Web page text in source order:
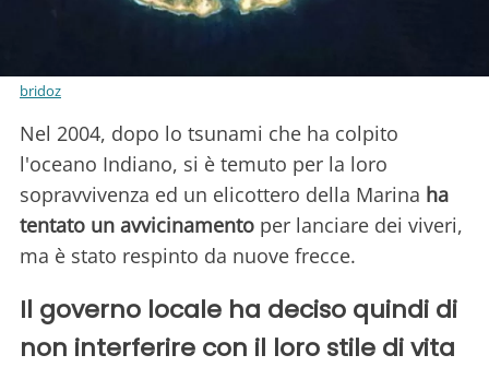
bridoz
Nel 2004, dopo lo tsunami che ha colpito
l'oceano Indiano, si è temuto per la loro
sopravvivenza ed un elicottero della Marina ha
tentato un avvicinamento per lanciare dei viveri,
ma è stato respinto da nuove frecce.
Il governo locale ha deciso quindi di
non interferire con il loro stile di vita